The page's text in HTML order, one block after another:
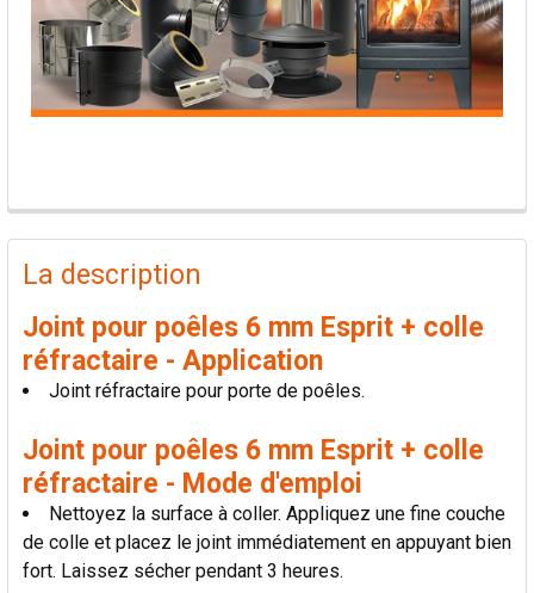
PRODUITS
FRÉQUEMMENT
ACHETÉS
TOUT
SÉLECTIONNER
AJOUTER
LA
SÉLECTION
AU PANIER
La description
Joint pour poêles 6 mm Esprit + colle
réfractaire - Application
Joint réfractaire pour porte de poêles.
Joint pour poêles 6 mm Esprit + colle
réfractaire - Mode d'emploi
Nettoyez la surface à coller. Appliquez une fine couche
de colle et placez le joint immédiatement en appuyant bien
fort. Laissez sécher pendant 3 heures.